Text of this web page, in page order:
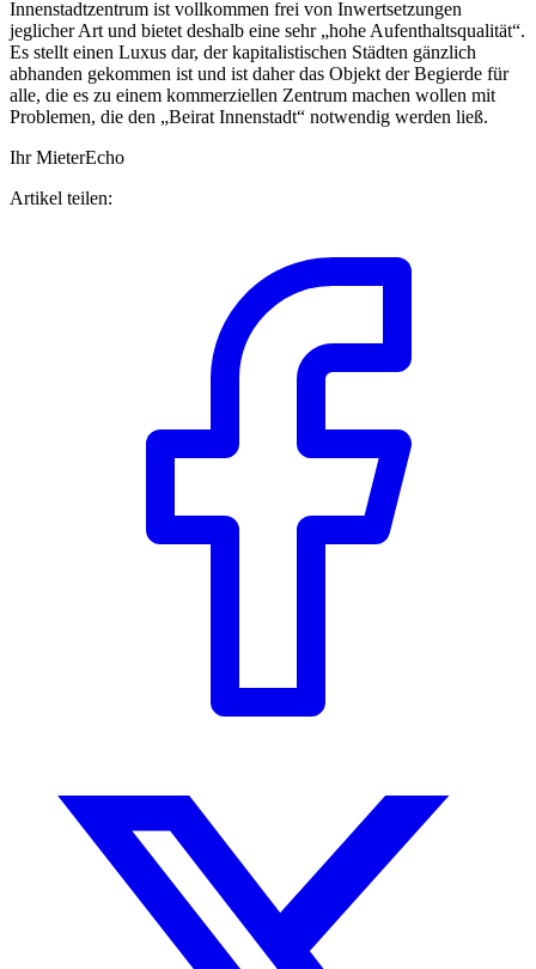
Innenstadtzentrum ist vollkommen frei von Inwertsetzungen
jeglicher Art und bietet deshalb eine sehr „hohe Aufenthaltsqualität“.
Es stellt einen Luxus dar, der kapitalistischen Städten gänzlich
abhanden gekommen ist und ist daher das Objekt der Begierde für
alle, die es zu einem kommerziellen Zentrum machen wollen mit
Problemen, die den „Beirat Innenstadt“ notwendig werden ließ.
Ihr MieterEcho
Artikel teilen: